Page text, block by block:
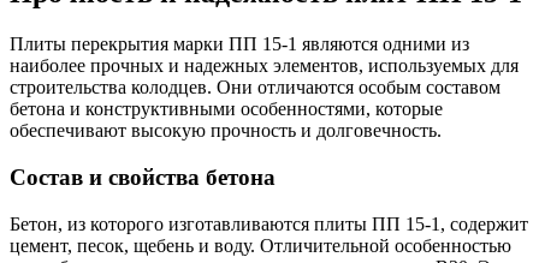
Плиты перекрытия марки ПП 15-1 являются одними из
наиболее прочных и надежных элементов, используемых для
строительства колодцев. Они отличаются особым составом
бетона и конструктивными особенностями, которые
обеспечивают высокую прочность и долговечность.
Состав и свойства бетона
Бетон, из которого изготавливаются плиты ПП 15-1, содержит
цемент, песок, щебень и воду. Отличительной особенностью